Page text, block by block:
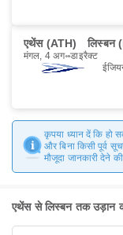
एथेंस (ATH) लिस्बन
मंगल, 4 अग॰ डाइरैक्ट
कृपया ध्यान दें कि हो
और बिना किसी पूर्व
मौजूदा जानकारी देने
एथेंस से लिस्बन तक उड़ान